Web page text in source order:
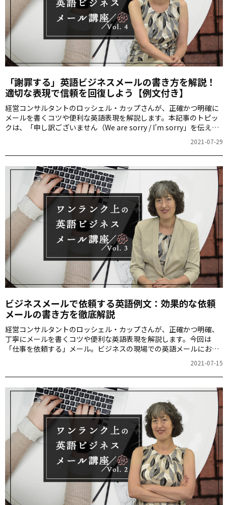
「謝罪する」英語ビジネスメールの書き方を解説！
適切な表現で信頼を回復しよう【例文付き】
経営コンサルタントのロッシェル・カップさんが、正確かつ明確に
メールを書くコツや便利な英語表現を解説します。本記事のトピッ
クは、「申し訳ございません（We are sorry / I’m sorry」を伝える
2021-07-29
ビジネスメールで依頼する英語例文：効果的な依頼
メールの書き方を徹底解説
経営コンサルタントのロッシェル・カップさんが、正確かつ明確、
丁寧にメールを書くコツや便利な英語表現を解説します。今回は
「仕事を依頼する」メール。ビジネスの現場での英語メールにおい
て「依頼」は頻繁に行われるアクションの一つです。適切な表現や
トーンでの依頼は、相手からの応答や印象に大きな影響を与えま
す。こちらの記事では、英語での依頼メールを効果的に行うための
ポイントや例文を詳しく解説します。
2021-07-15